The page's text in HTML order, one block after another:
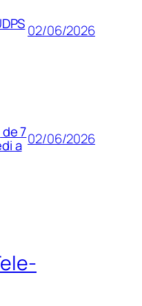
02/06/2026
7
a 02/06/2026